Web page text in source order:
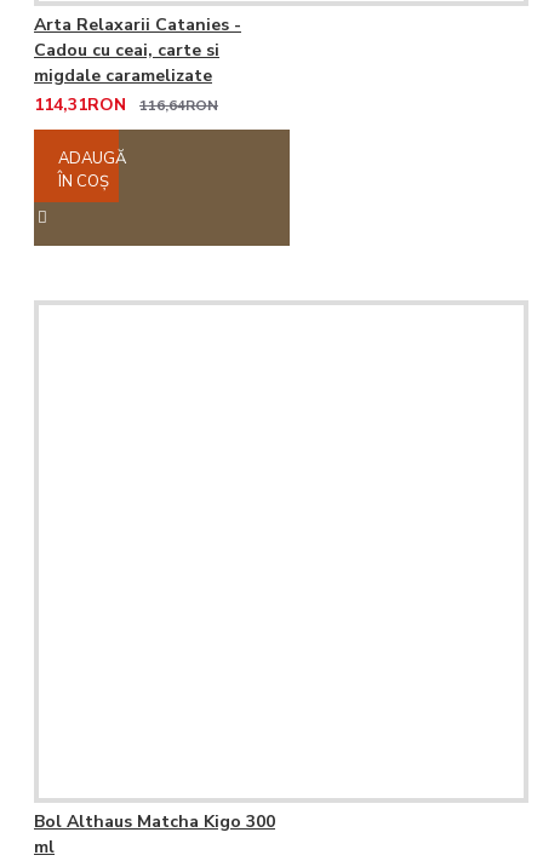
Arta Relaxarii Catanies -
Cadou cu ceai, carte si
migdale caramelizate
114,31RON
116,64RON
ADAUGĂ
ÎN COŞ
Bol Althaus Matcha Kigo 300
ml